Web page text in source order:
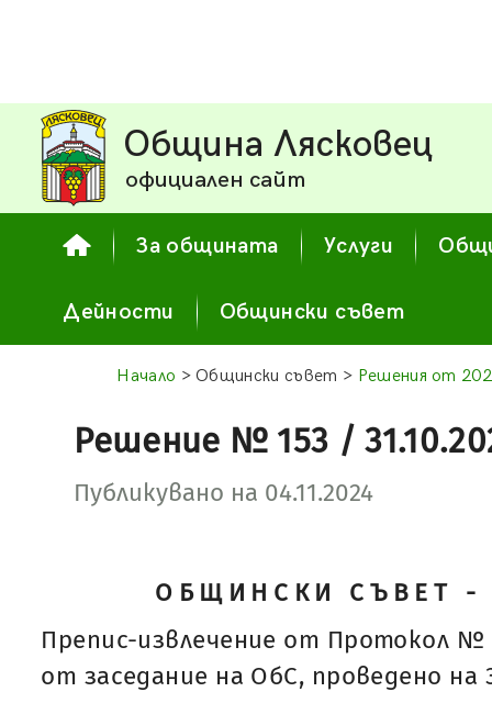
Община Лясковец
официален сайт
За общината Услуги
Дейности Общински съвет
Начало > Общински съвет > Решения от
Решение № 153 /
Публикувано на 04.11.2024
ОБЩИНСКИ СЪВЕТ -
Препис-извлечение от Протокол №
от заседание на ОбС, проведено на